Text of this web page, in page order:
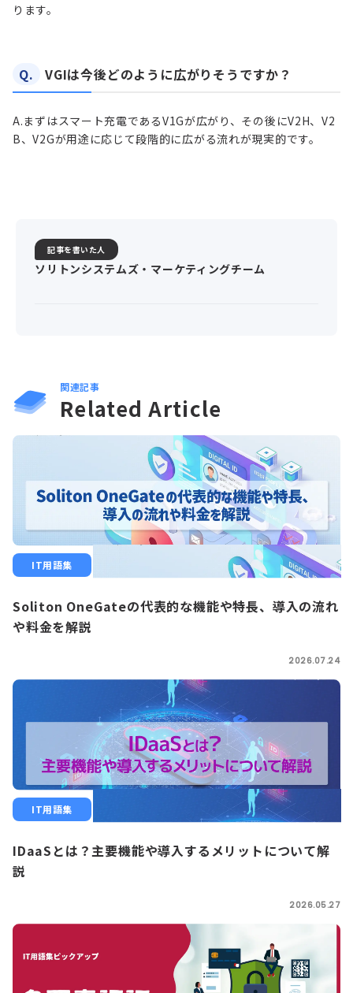
ります。
Q. VGIは今後どのように広がりそうですか？
A.まずはスマート充電であるV1Gが広がり、その後にV2H、V2
B、V2Gが用途に応じて段階的に広がる流れが現実的です。
記事を書いた人
ソリトンシステムズ・マーケティングチーム
関連記事
Related Article
IT用語集
Soliton OneGateの代表的な機能や特長、導入の流れ
や料金を解説
2026.07.24
IT用語集
IDaaSとは？主要機能や導入するメリットについて解
説
2026.05.27